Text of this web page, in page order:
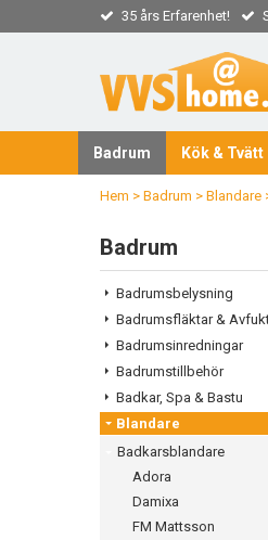
35 års Erfarenhet!
Badrum Kök & Tvätt
Hem > Badrum > Blandare
Badrum
Badrumsbelysning
Badrumsfläktar &
Badrumsinredningar
Badrumstillbehör
Badkar, Spa & Bastu
Blandare
Badkarsblandare
Adora
Damixa
FM Mattsson